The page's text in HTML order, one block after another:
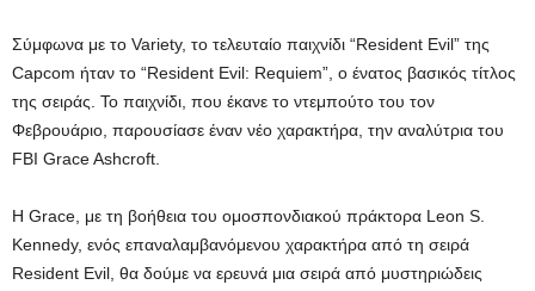
Σύμφωνα με το Variety, το τελευταίο παιχνίδι “Resident Evil” της
Capcom ήταν το “Resident Evil: Requiem”, ο ένατος βασικός τίτλος
της σειράς. Το παιχνίδι, που έκανε το ντεμπούτο του τον
Φεβρουάριο, παρουσίασε έναν νέο χαρακτήρα, την αναλύτρια του
FBI Grace Ashcroft.
Η Grace, με τη βοήθεια του ομοσπονδιακού πράκτορα Leon S.
Kennedy, ενός επαναλαμβανόμενου χαρακτήρα από τη σειρά
Resident Evil, θα δούμε να ερευνά μια σειρά από μυστηριώδεις